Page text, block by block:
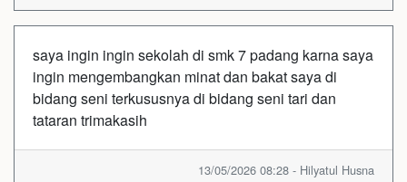
saya ingin ingin sekolah di smk 7 padang karna saya
ingin mengembangkan minat dan bakat saya di
bidang seni terkususnya di bidang seni tari dan
tataran trimakasih
13/05/2026 08:28 - Hilyatul Husna